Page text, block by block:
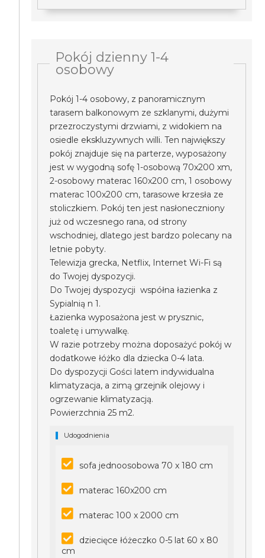
Pokój dzienny 1-4
osobowy
Pokój 1-4 osobowy, z panoramicznym
tarasem balkonowym ze szklanymi, dużymi
przezroczystymi drzwiami, z widokiem na
osiedle ekskluzywnych willi. Ten największy
pokój znajduje się na parterze, wyposażony
jest w wygodną sofę 1-osobową 70x200 xm,
2-osobowy materac 160x200 cm, 1 osobowy
materac 100x200 cm, tarasowe krzesła ze
stoliczkiem. Pokój ten jest nasłoneczniony
już od wczesnego rana, od strony
wschodniej, dlatego jest bardzo polecany na
letnie pobyty.
Telewizja grecka, Netflix, Internet Wi-Fi są
do Twojej dyspozycji.
Do Twojej dyspozycji współna łazienka z
Sypialnią n 1.
Łazienka wyposażona jest w prysznic,
toaletę i umywalkę.
W razie potrzeby można doposażyć pokój w
dodatkowe łóżko dla dziecka 0-4 lata.
Do dyspozycji Gości latem indywidualna
klimatyzacja, a zimą grzejnik olejowy i
ogrzewanie klimatyzacją.
Powierzchnia 25 m2.
Udogodnienia
sofa jednoosobowa 70 x 180 cm
materac 160x200 cm
materac 100 x 2000 cm
dziecięce łóżeczko 0-5 lat 60 x 80
cm